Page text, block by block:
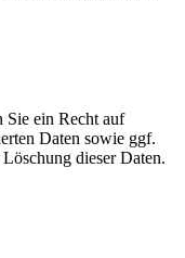
Sie ein Recht auf
Daten sowie ggf.
dieser Daten.